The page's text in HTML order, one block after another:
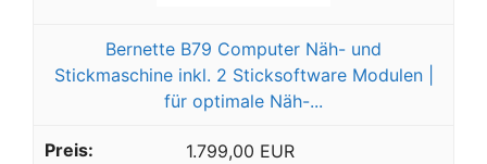
Bernette B79 Computer Näh- und
Stickmaschine inkl. 2 Sticksoftware Modulen |
für optimale Näh-...
1.799,00 EUR